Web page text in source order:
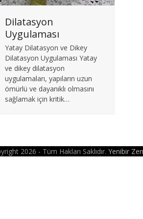
Dilatasyon
Uygulaması
Yatay Dilatasyon ve Dikey
Dilatasyon Uygulaması Yatay
ve dikey dilatasyon
uygulamaları, yapıların uzun
ömürlü ve dayanıklı olmasını
sağlamak için kritik…
2026 - Tüm Hakları Saklıdır. Yenibir